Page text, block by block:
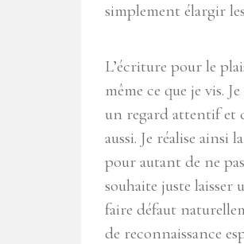
simplement élargir
L’écriture pour le
même ce que je vis.
un regard attentif et
aussi. Je réalise ainsi
pour autant de ne
souhaite juste laisser
faire défaut
de reconnaissance